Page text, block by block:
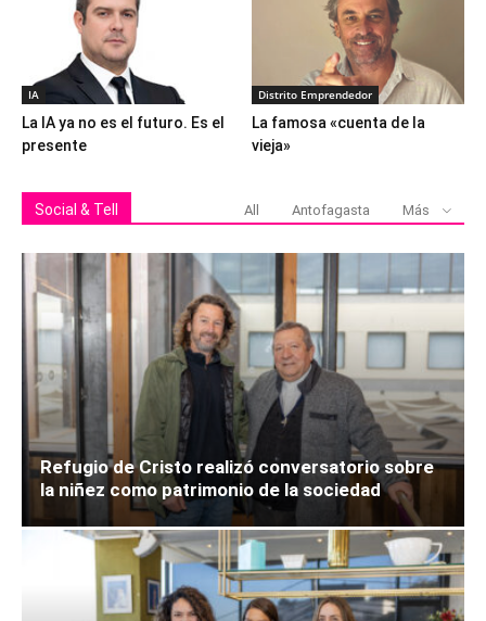
IA
La IA ya no es el futuro. Es el
presente
Distrito Emprendedor
La famosa «cuenta de la
vieja»
Social & Tell All Antofagasta Más
Refugio de Cristo realizó conversatorio sobre
la niñez como patrimonio de la sociedad